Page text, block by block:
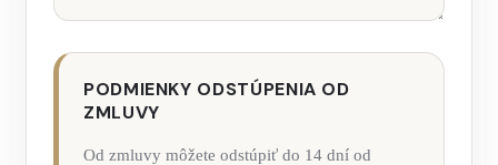
PODMIENKY ODSTÚPENIA OD
ZMLUVY
Od zmluvy môžete odstúpiť do 14 dní od